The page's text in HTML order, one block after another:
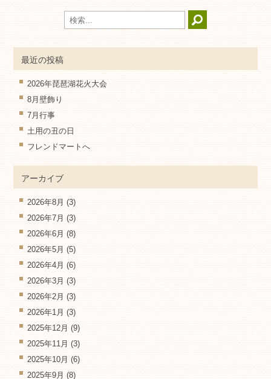
最近の投稿
2026年琵琶湖花火大会
8月壁飾り
7月行事
土用の丑の日
フレンドマートへ
アーカイブ
2026年8月 (3)
2026年7月 (3)
2026年6月 (8)
2026年5月 (5)
2026年4月 (6)
2026年3月 (3)
2026年2月 (3)
2026年1月 (3)
2025年12月 (9)
2025年11月 (3)
2025年10月 (6)
2025年9月 (8)